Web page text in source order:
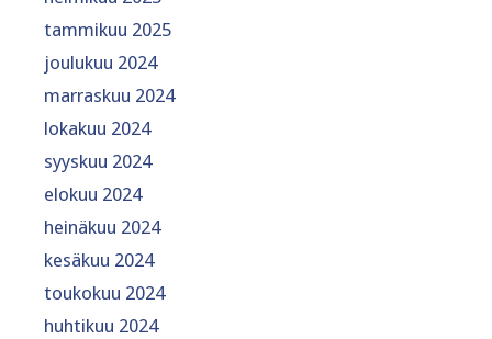
tammikuu 2025
joulukuu 2024
marraskuu 2024
lokakuu 2024
syyskuu 2024
elokuu 2024
heinäkuu 2024
kesäkuu 2024
toukokuu 2024
huhtikuu 2024